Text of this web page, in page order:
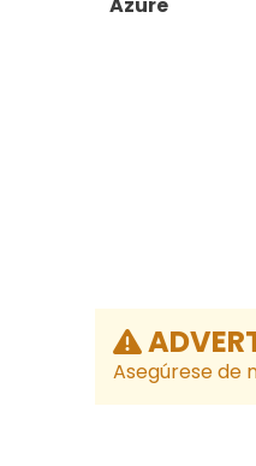
Azure
Asegúrese de